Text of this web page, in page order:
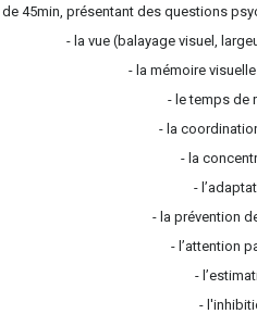
45min, présentant des questions
- la vue (balayage visuel,
- la mémoire
- le temps de
- la
- la
-
- la prévention
- l’attention
-
-